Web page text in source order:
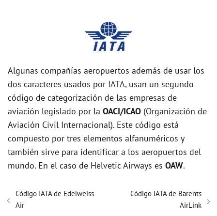
Algunas compañías aeropuertos además de usar los
dos caracteres usados por IATA, usan un segundo
código de categorización de las empresas de
aviación legislado por la OACI/ICAO (Organización de
Aviación Civil Internacional). Este código está
compuesto por tres elementos alfanuméricos y
también sirve para identificar a los aeropuertos del
mundo. En el caso de Helvetic Airways es OAW.
Código IATA de Edelweiss
Air
Código IATA de Barents
AirLink